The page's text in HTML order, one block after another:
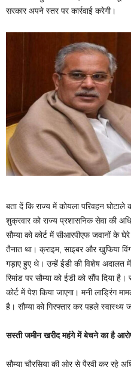
सरकार अपने स्तर पर कार्रवाई करेगी।
बता दें कि राज्य में कोयला परिवहन
शुक्रवार को राज्य प्रशासनिक सेवा की
सौम्या को कोर्ट में सीआरपीएफ जवानों के
तैनात था। क्राइम, साइबर और खुफिया
गड़ाए हुए थे। उन्हें ईडी की विशेष अदालत
रिमांड पर सौम्या को ईडी को सौंप दिया
कोर्ट में पेश किया जाएगा। मनी लाड्रिंग
है। सौम्या को गिरफ्तार कर पहले
सस्ती जमीन खरीद महंगे में बेचने का है
सौम्या चौरसिया की ओर से पैरवी कर रहे